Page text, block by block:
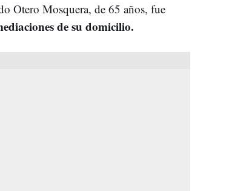
Otero Mosquera, de 65 años, fue
de su domicilio.